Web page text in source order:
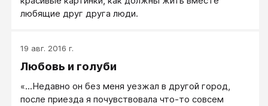
любящие друг друга люди.
19 авг. 2016 г.
Любовь и голуби
«...Недавно он без меня уезжал в другой город,
после приезда я почувствовала что-то совсем